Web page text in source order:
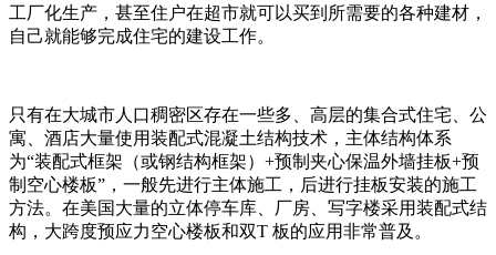
工厂化生产，甚至住户在超市就可以买到所需要的各种建材，
自己就能够完成住宅的建设工作。
只有在大城市人口稠密区存在一些多、高层的集合式住宅、公
寓、酒店大量使用装配式混凝土结构技术，主体结构体系
为“装配式框架（或钢结构框架）+预制夹心保温外墙挂板+预
制空心楼板”，一般先进行主体施工，后进行挂板安装的施工
方法。在美国大量的立体停车库、厂房、写字楼采用装配式结
构，大跨度预应力空心楼板和双T 板的应用非常普及。